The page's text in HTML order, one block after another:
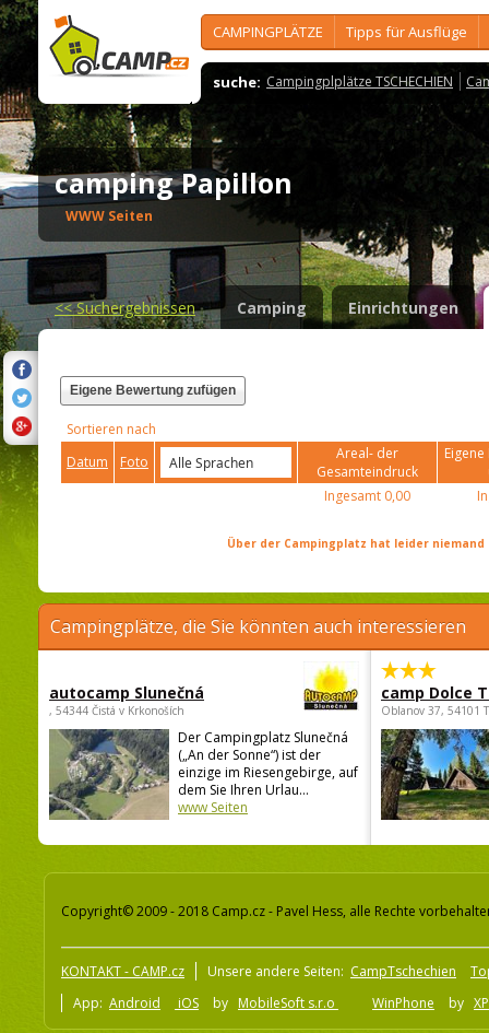
CAMPINGPLÄTZE Tipps für Ausflüge
suche: Campingplplätze TSCHECHIEN
camping Papillon
WWW Seiten
<<Suchergebnissen Camping Einrichtungen
Eigene Bewertung zufügen
Sortieren nach
Datum
Foto
Areal- der
Gesamteindruck
Ingesamt 0,00
Über der Campingplatz hat leider
Campingplätze, die Sie könnten auch interessieren
autocamp Slunečná
, 54344 Čistá v Krkonoších
Der Campingplatz Slunečná
(„An der Sonne“) ist der
einzige im Riesengebirge, auf
dem Sie Ihren Urlau...
www Seiten
camp Dolce
Oblanov 37, 54101
Copyright© 2009 - 2018 Camp.cz - Pavel Hess, alle Rechte
KONTAKT - CAMP.cz Unsere andere Seiten: CampTschechien
App: Android iOS by MobileSoft s.r.o WinPhone by